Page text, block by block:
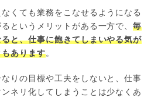
くても業務をこなせるようになる
というメリットがある一方で、毎
と、仕事に飽きてしまいやる気が
あります。
りの目標や工夫をしないと、仕事
ネリ化してしまうことは少なくあ